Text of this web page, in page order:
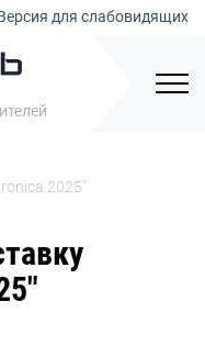
для слабовидящих
2025"